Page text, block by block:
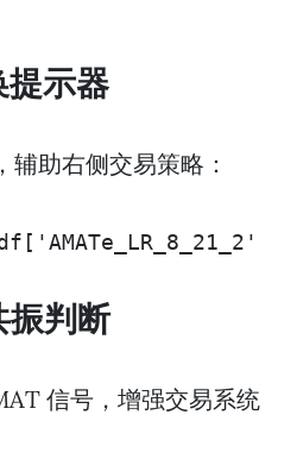
提示器
辅助右侧交易策略：
振判断
信号，增强交易系统